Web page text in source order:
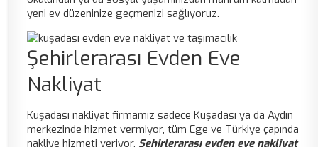
yeni ev düzeninize geçmenizi sağlıyoruz.
Şehirlerarası Evden Eve
Nakliyat
Kuşadası nakliyat firmamız sadece Kuşadası ya da Aydın
merkezinde hizmet vermiyor, tüm Ege ve Türkiye çapında
nakliye hizmeti veriyor. Şehirlerarası evden eve nakliyat